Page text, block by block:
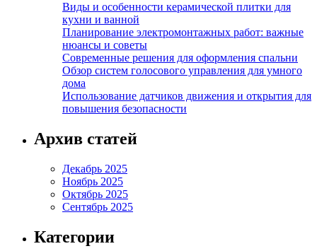
Виды и особенности керамической плитки для
кухни и ванной
Планирование электромонтажных работ: важные
нюансы и советы
Современные решения для оформления спальни
Обзор систем голосового управления для умного
дома
Использование датчиков движения и открытия для
повышения безопасности
Архив статей
Декабрь 2025
Ноябрь 2025
Октябрь 2025
Сентябрь 2025
Категории